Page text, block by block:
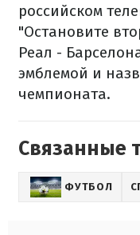
российском
"Остановите
Реал -
эмблемой и
чемпионата.
Связанные
ФУТБОЛ